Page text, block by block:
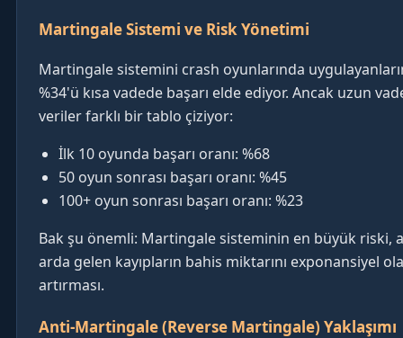
Martingale Sistemi ve Risk Yönetimi
Martingale sistemini crash oyunlarında
%34'ü kısa vadede başarı elde ediyor. Ancak uzun
veriler farklı bir tablo çiziyor:
İlk 10 oyunda başarı oranı: %68
50 oyun sonrası başarı oranı: %45
100+ oyun sonrası başarı oranı: %23
Bak şu önemli: Martingale sisteminin en büyük riski,
arda gelen kayıpların bahis miktarını exponansiyel
artırması.
Anti-Martingale (Reverse Martingale) Yaklaşımı